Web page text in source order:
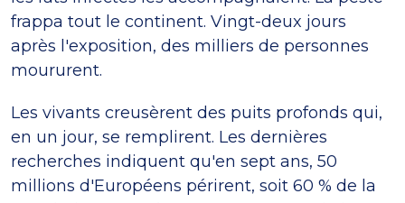
frappa tout le continent. Vingt-deux jours
après l'exposition, des milliers de personnes
moururent.
Les vivants creusèrent des puits profonds qui,
en un jour, se remplirent. Les dernières
recherches indiquent qu'en sept ans, 50
millions d'Européens périrent, soit 60 % de la